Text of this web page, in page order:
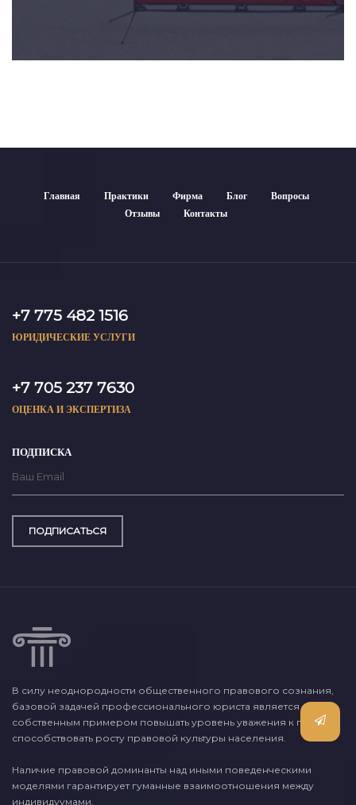
Главная Практики Фирма Блог
Вопросы
Отзывы
Контакты
+7 775 482 1516
ЮРИДИЧЕСКИЕ УСЛУГИ
+7 705 237 7630
ОЦЕНКА И ЭКСПЕРТИЗА
ПОДПИСКА
ПОДПИСАТЬСЯ
В силу неоднородности общественного правового сознания,
базовой задачей профессионального юриста является
собственным примером повышать уровень уважения к праву и
способствовать росту правовой культуры населения.
Наличие правовой доминанты над иными поведенческими
моделями гарантирует гуманные взаимоотношения между
индивидуумами.